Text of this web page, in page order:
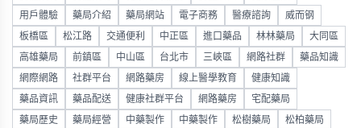
用戶體驗 藥局介紹 藥局網站 電子商務 醫療諮詢 威而钢
板橋區 松江路 交通便利 中正區 進口藥品 林林藥局 大同區
高雄藥局 前鎮區 中山區 台北市 三峽區 網路社群 藥品知識
網際網路 社群平台 網路藥房 線上醫學教育 健康知識
藥品資訊 藥品配送 健康社群平台 網路藥房 宅配藥局
藥局歷史 藥局經營 中藥製作 中藥製作 松樹藥局 松柏藥局